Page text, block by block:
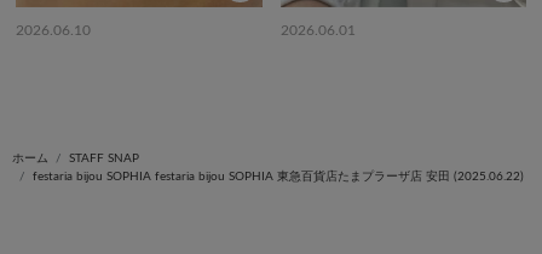
2026.06.10 2026.06.01
ホーム
STAFF SNAP
festaria bijou SOPHIA festaria bijou SOPHIA 東急百貨店たまプラーザ店 安田 (2025.06.22)